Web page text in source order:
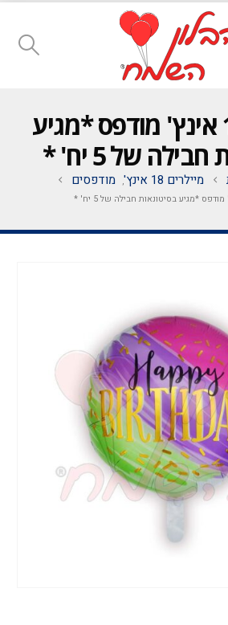
מיילרים 18 אינץ' מודפס *מגיע
של 5 יח' *
מיילרים 18 אינץ' , מודפסים